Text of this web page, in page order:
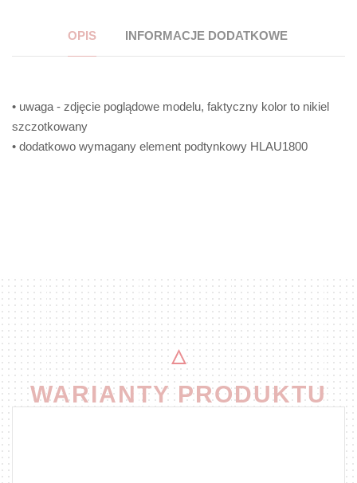
OPIS INFORMACJE DODATKOWE
• uwaga - zdjęcie poglądowe modelu, faktyczny kolor to nikiel
szczotkowany
• dodatkowo wymagany element podtynkowy HLAU1800
WARIANTY PRODUKTU